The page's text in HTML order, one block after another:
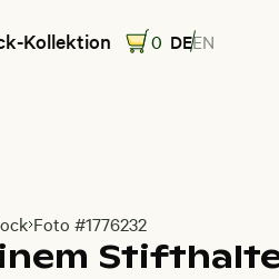
Kollektion 0 DEEN
Homepage
Foto #1776232